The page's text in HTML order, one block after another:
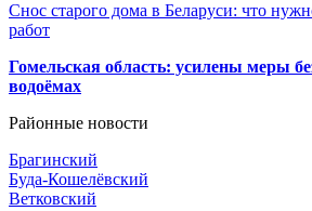
Снос старого дома в Беларуси: что
работ
Гомельская область: усилены меры
водоёмах
Районные новости
Брагинский
Буда-Кошелёвский
Ветковский